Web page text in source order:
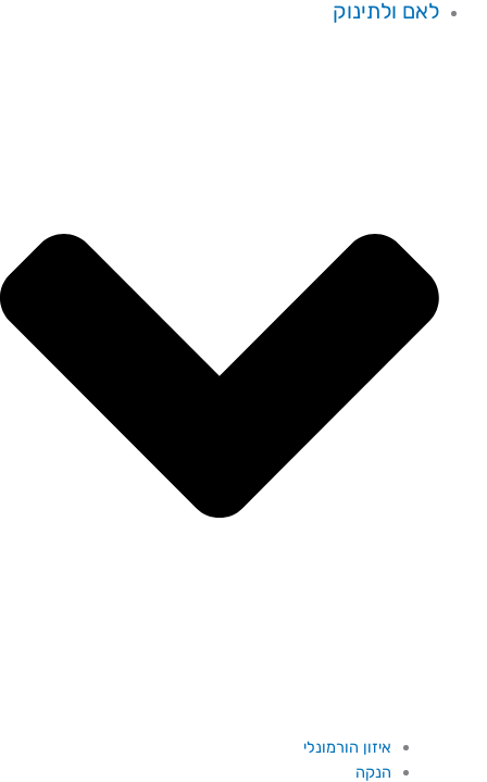
לאם ולתינוק
איזון הורמונלי
הנקה